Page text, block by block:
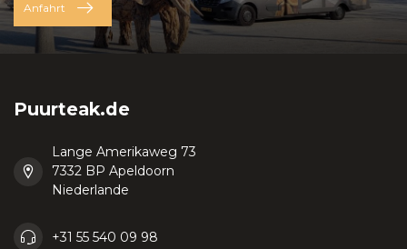
Anfahrt
Puurteak.de
Lange Amerikaweg 73
7332 BP Apeldoorn
Niederlande
+31 55 540 09 98